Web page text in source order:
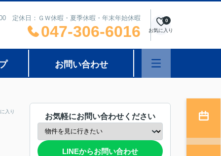
定休日：ＧＷ休暇・夏季休暇・年末年始休暇
047-306-6016 お気に入り
0
お問い合わせ
入り
お気軽にお問い合わせください
LINEからお問い合わせ